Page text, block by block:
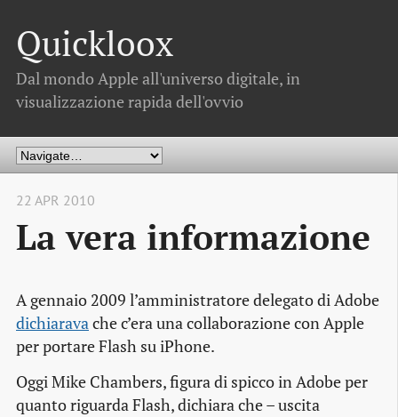
Quickloox
Dal mondo Apple all'universo digitale, in
visualizzazione rapida dell'ovvio
22 APR 2010
La vera informazione
A gennaio 2009 l’amministratore delegato di Adobe
dichiaravache c’era una collaborazione con Apple
per portare Flash su iPhone.
Oggi Mike Chambers, figura di spicco in Adobe per
quanto riguarda Flash, dichiara che – uscita